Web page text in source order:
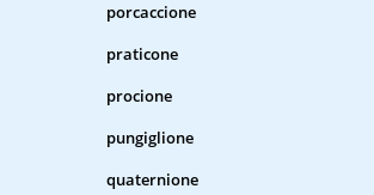
porcaccione
praticone
procione
pungiglione
quaternione